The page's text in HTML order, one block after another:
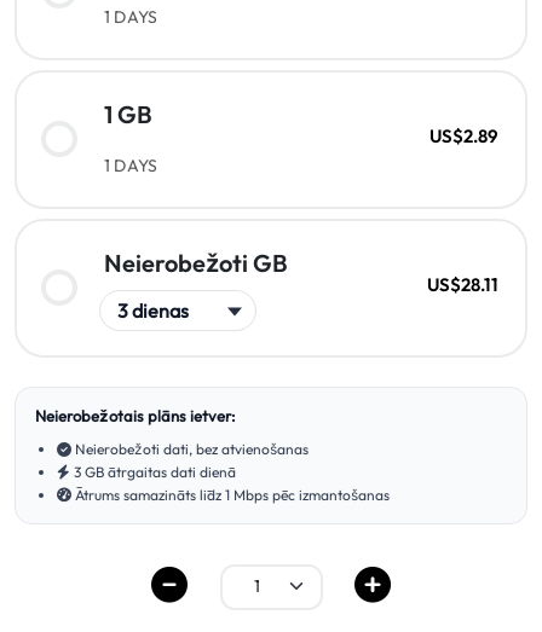
1 DAYS
1 GB
1 DAYS
US$2.89
Neierobežoti GB
US$28.11
Neierobežotais plāns ietver:
Neierobežoti dati, bez atvienošanas
3 GB ātrgaitas dati dienā
Ātrums samazināts līdz 1 Mbps pēc izmantošanas